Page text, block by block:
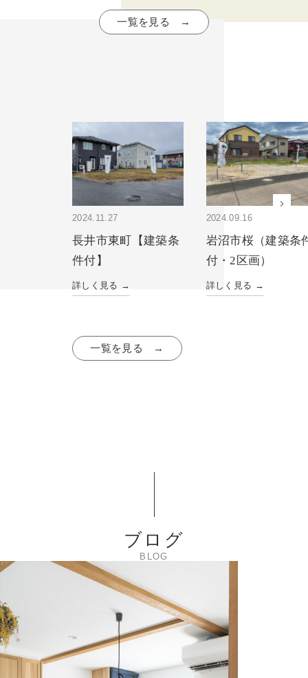
一覧を見る →
2024.11.27
長井市東町【建築条
件付】
詳しく見る →
2024.09.16
岩沼市桜（建築条
付・2区画）
詳しく見る →
一覧を見る →
ブログ
BLOG